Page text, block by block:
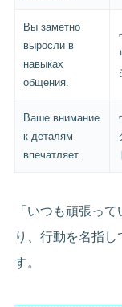
Вы заметно
выросли в
навыках
общения.
Ваше внимание
к деталям
впечатляет.
「いつも頑張っ
り、行動を名指
す。